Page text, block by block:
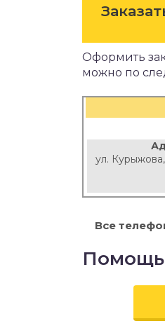
Оформить
можно по
ул.
Все
Помощь